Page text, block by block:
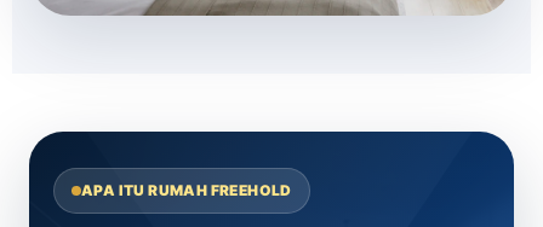
APA ITU RUMAH FREEHOLD